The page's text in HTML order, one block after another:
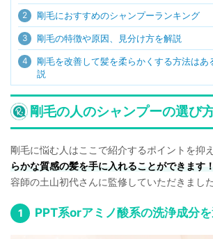
2 剛毛におすすめのシャンプーランキング
3 剛毛の特徴や原因、見分け方を解説
4
剛毛を改善して髪を柔らかくする方法はあ
説
剛毛の人のシャンプーの選び
剛毛に悩む人はここで紹介するポイントを抑
らかな質感の髪を手に入れることができます！
容師の土山初代さんに監修していただきました
PPT系orアミノ酸系の洗浄成分